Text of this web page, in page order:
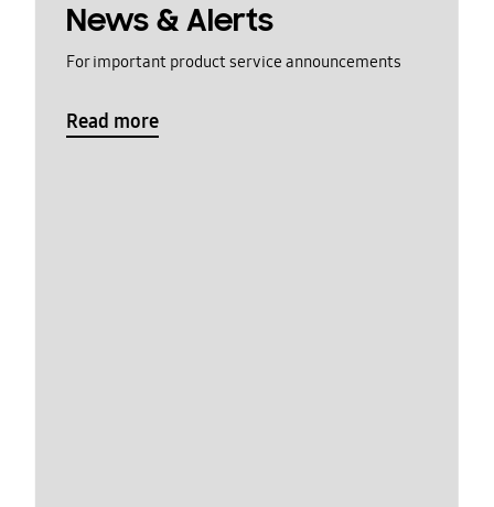
News & Alerts
For important product service announcements
Read more